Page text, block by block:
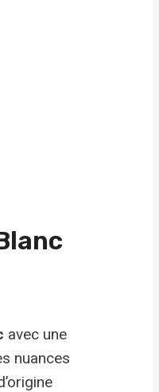
avec une
nuances